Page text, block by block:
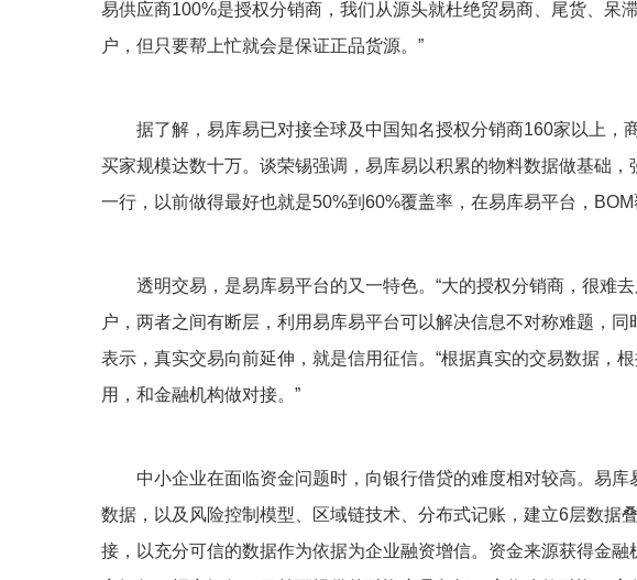
易供应商100%是授权分销商，我们从源头就杜绝贸易商、尾货、呆
户，但只要帮上忙就会是保证正品货源。”
据了解，易库易已对接全球及中国知名授权分销商160家以上，
买家规模达数十万。谈荣锡强调，易库易以积累的物料数据做基础
一行，以前做得最好也就是50%到60%覆盖率，在易库易平台，
透明交易，是易库易平台的又一特色。“大的授权分销商，很难
户，两者之间有断层，利用易库易平台可以解决信息不对称难题，
表示，真实交易向前延伸，就是信用征信。“根据真实的交易数据，
用，和金融机构做对接。”
中小企业在面临资金问题时，向银行借贷的难度相对较高。易
数据，以及风险控制模型、区域链技术、分布式记账，建立6层数据
接，以充分可信的数据作为依据为企业融资增信。资金来源获得金